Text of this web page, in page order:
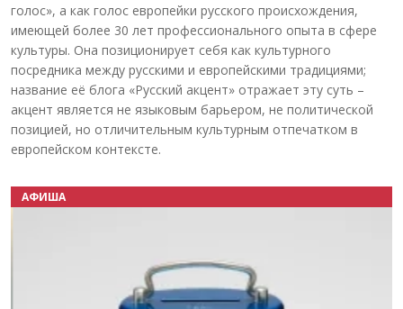
голос», а как голос европейки русского происхождения,
имеющей более 30 лет профессионального опыта в сфере
культуры. Она позиционирует себя как культурного
посредника между русскими и европейскими традициями;
название её блога «Русский акцент» отражает эту суть –
акцент является не языковым барьером, не политической
позицией, но отличительным культурным отпечатком в
европейском контексте.
АФИША